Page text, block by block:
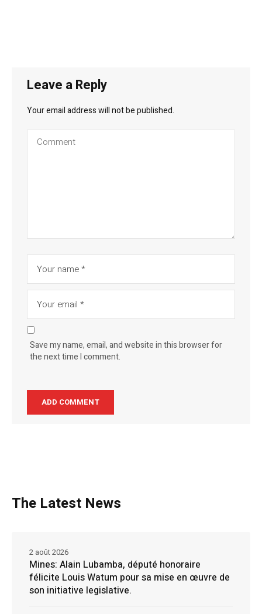
Leave a Reply
Your email address will not be published.
Save my name, email, and website in this browser for
the next time I comment.
The Latest News
Mines: Alain Lubamba, député honoraire
félicite Louis Watum pour sa mise en œuvre de
son initiative legislative.
2 août 2026